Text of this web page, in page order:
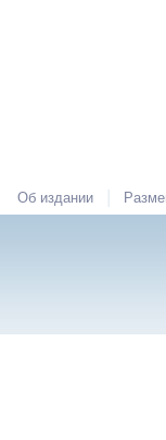
Об издании |